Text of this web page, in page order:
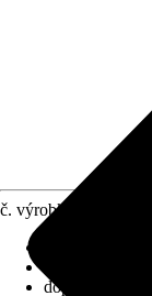
č. výrobku
doporučení k